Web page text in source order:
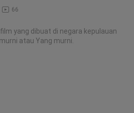
66
yang dibuat di negara kepulauan
atau Yang murni.